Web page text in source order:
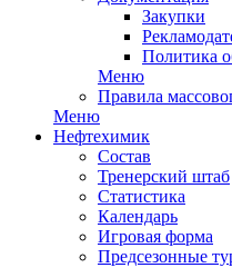
Закупки
Политика
Меню
Правила
Меню
Нефтехимик
Состав
Тренерский штаб
Статистика
Календарь
Игровая форма
Предсезонные